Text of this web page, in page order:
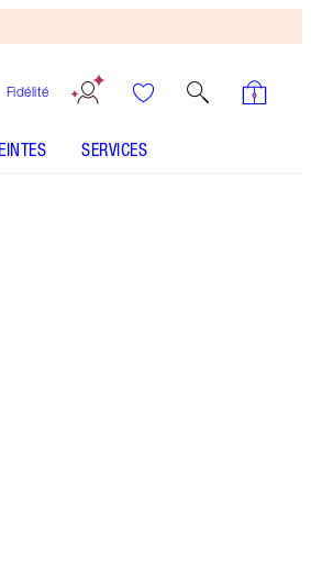
Fidélité
SERVICES